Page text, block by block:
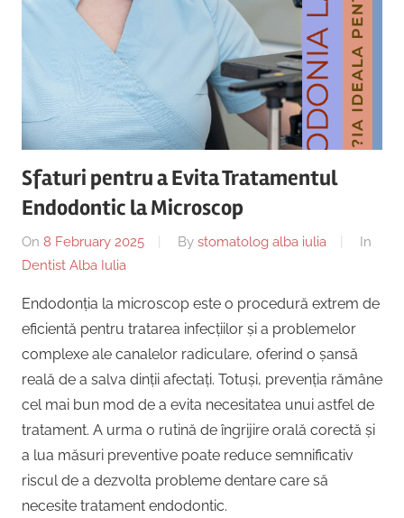
Centru
Implantologie
Copii,
Dentist,
Lăncrănjan
19,
Alba
Iulia
România
+40754463365
Sfaturi pentru a Evita Tratamentul
Endodontic la Microscop
On 8 February 2025 By stomatolog alba iulia
In
Dentist Alba Iulia
Endodonția la microscop este o procedură extrem de
eficientă pentru tratarea infecțiilor și a problemelor
complexe ale canalelor radiculare, oferind o șansă
reală de a salva dinții afectați. Totuși, prevenția rămâne
cel mai bun mod de a evita necesitatea unui astfel de
tratament. A urma o rutină de îngrijire orală corectă și
a lua măsuri preventive poate reduce semnificativ
riscul de a dezvolta probleme dentare care să
necesite tratament endodontic.